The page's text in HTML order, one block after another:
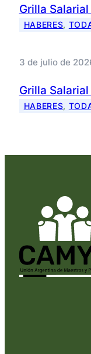
Grilla
HABERES,
3 de julio de
Grilla
HABERES,